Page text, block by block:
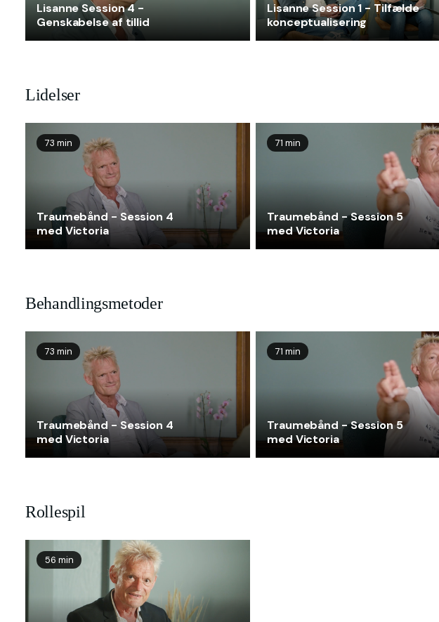
Lisanne Session 4 -
Genskabelse af tillid
Lisanne Session 1 - Tilfælde
konceptualisering
Lidelser
73 min
Traumebånd - Session 4
med Victoria
71 min
Traumebånd - Session 5
med Victoria
Behandlingsmetoder
73 min
Traumebånd - Session 4
med Victoria
71 min
Traumebånd - Session 5
med Victoria
Rollespil
56 min